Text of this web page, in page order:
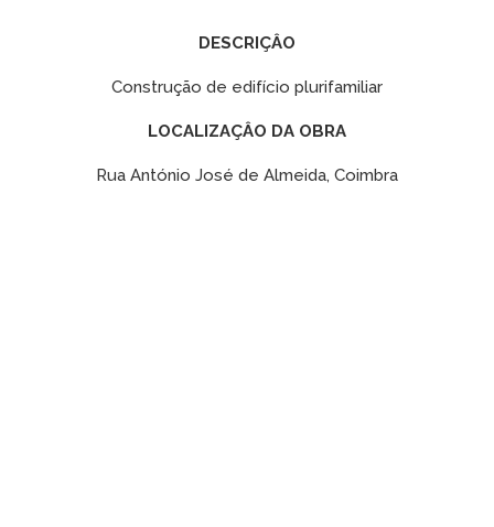
DESCRIÇÂO
Construção de edifício plurifamiliar
LOCALIZAÇÂO DA OBRA
Rua António José de Almeida, Coimbra